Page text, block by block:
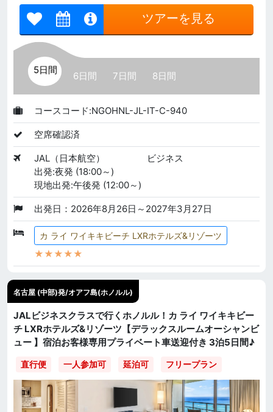
ツアーを見る
5日間
6日間 7日間 8日間
コースコード:NGOHNL-JL-IT-C-940
空席確認済
JAL（日本航空）
ビジネス
出発:夜発 (18:00～)
現地出発:午後発 (12:00～)
出発日：2026年8月26日～2027年3月27日
カ ライ ワイキキビーチ LXRホテルズ&リゾーツ
★★★★★
名古屋 (中部)発/オアフ島(ホノルル)
JALビジネスクラスで行くホノルル！カ ライ ワイキキビー
チ LXRホテルズ&リゾーツ【デラックスルームオーシャンビ
ュー 】宿泊お客様専用プライベート車送迎付き 3泊5日間♪
直行便 一人参加可 延泊可 フリープラン